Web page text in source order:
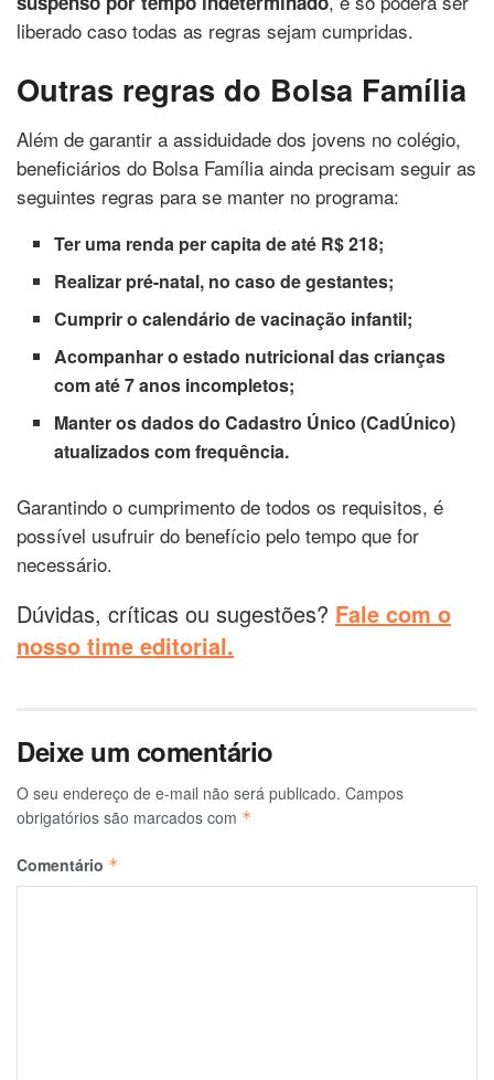
liberado caso todas as regras sejam cumpridas.
Outras regras do Bolsa Família
Além de garantir a assiduidade dos jovens no colégio,
beneficiários do Bolsa Família ainda precisam seguir as
seguintes regras para se manter no programa:
Ter uma renda per capita de até R$ 218;
Realizar pré-natal, no caso de gestantes;
Cumprir o calendário de vacinação infantil;
Acompanhar o estado nutricional das crianças
com até 7 anos incompletos;
Manter os dados do Cadastro Único (CadÚnico)
atualizados com frequência.
Garantindo o cumprimento de todos os requisitos, é
possível usufruir do benefício pelo tempo que for
necessário.
Dúvidas, críticas ou sugestões? Fale com o
nosso time editorial.
Deixe um comentário
O seu endereço de e-mail não será publicado. Campos
obrigatórios são marcados com *
Comentário *